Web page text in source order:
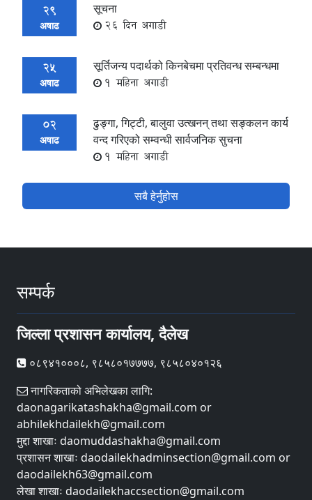
29
अषाढ
सूचना
26 दिन अगाडी
25
अषाढ
सूर्तिजन्य पदार्थको किनबेचमा प्रतिवन्ध सम्बन्धमा
1 महिना अगाडी
02
अषाढ
ढुङ्गा, गिट्टी, बालुवा उत्खनन् तथा सङ्कलन कार्य
वन्द गरिएको सम्वन्धी सार्वजनिक सुचना
1 महिना अगाडी
सबै हेर्नुहोस
सम्पर्क
जिल्ला प्रशासन कार्यालय, दैलेख
०८९४१०००८, ९८५८०१७७७७, ९८५८०४०१२६
नागरिकताको अभिलेखका लागि:
daonagarikatashakha@gmail.com or
abhilekhdailekh@gmail.com
मुद्दा शाखाः daomuddashakha@gmail.com
प्रशासन शाखाः daodailekhadminsection@gmail.com or
daodailekh63@gmail.com
लेखा शाखाः daodailekhaccsection@gmail.com